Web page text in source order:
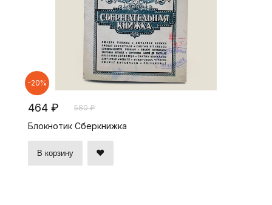
-20%
464 ₽ 580 ₽
Блокнотик Сберкнижка
В корзину